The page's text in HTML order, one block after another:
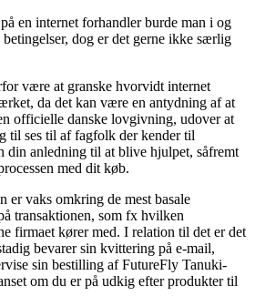
en internet forhandler burde man i og
dog er det gerne ikke særlig
være at granske hvorvidt internet
da det kan være en antydning af at
officielle danske lovgivning, udover at
til ses til af fagfolk der kender til
din anledning til at blive hjulpet, såfremt
med dit køb.
er vaks omkring de mest basale
transaktionen, som fx hvilken
firmaet kører med. I relation til det er det
bevarer sin kvittering på e-mail,
sin bestilling af FutureFly Tanuki-
om du er på udkig efter produkter til